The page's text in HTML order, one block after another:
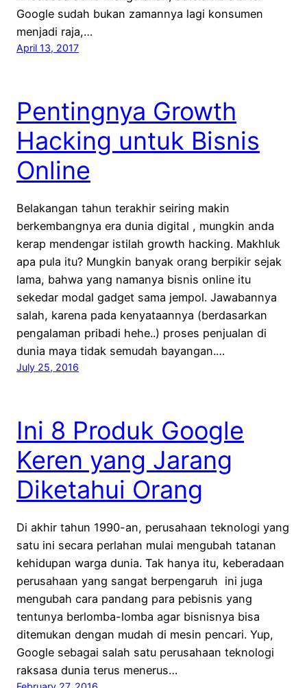
Google sudah bukan zamannya lagi konsumen
menjadi raja,…
April 13, 2017
Pentingnya Growth
Hacking untuk Bisnis
Online
Belakangan tahun terakhir seiring makin
berkembangnya era dunia digital , mungkin anda
kerap mendengar istilah growth hacking. Makhluk
apa pula itu? Mungkin banyak orang berpikir sejak
lama, bahwa yang namanya bisnis online itu
sekedar modal gadget sama jempol. Jawabannya
salah, karena pada kenyataannya (berdasarkan
pengalaman pribadi hehe..) proses penjualan di
dunia maya tidak semudah bayangan.…
July 25, 2016
Ini 8 Produk Google
Keren yang Jarang
Diketahui Orang
Di akhir tahun 1990-an, perusahaan teknologi yang
satu ini secara perlahan mulai mengubah tatanan
kehidupan warga dunia. Tak hanya itu, keberadaan
perusahaan yang sangat berpengaruh ini juga
mengubah cara pandang para pebisnis yang
tentunya berlomba-lomba agar bisnisnya bisa
ditemukan dengan mudah di mesin pencari. Yup,
Google sebagai salah satu perusahaan teknologi
raksasa dunia terus menerus…